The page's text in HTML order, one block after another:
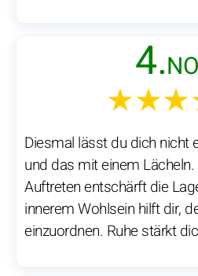
4.
Diesmal lässt du dich nicht
und das mit einem Lächeln.
Auftreten entschärft die
innerem Wohlsein hilft dir,
einzuordnen. Ruhe stärkt